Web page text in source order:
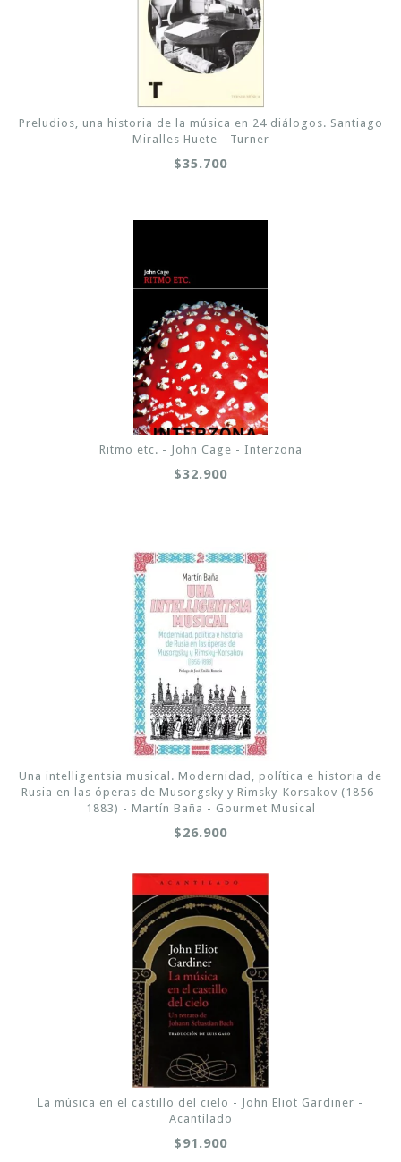
Preludios, una historia de la música en 24 diálogos. Santiago
Miralles Huete - Turner
$35.700
Ritmo etc. - John Cage - Interzona
$32.900
Una intelligentsia musical. Modernidad, política e historia de
Rusia en las óperas de Musorgsky y Rimsky-Korsakov (1856-
1883) - Martín Baña - Gourmet Musical
$26.900
La música en el castillo del cielo - John Eliot Gardiner -
Acantilado
$91.900